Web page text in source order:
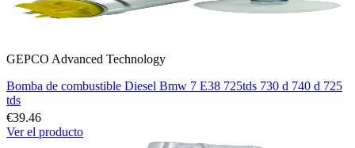
GEPCO Advanced Technology
Bomba de combustible Diesel Bmw 7 E38 725tds 730 d 740 d 725
tds
€39.46
Ver el producto